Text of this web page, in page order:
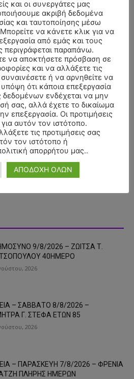
- Advertisment -
9/8/2026 – ΖΩΙΤΣΑ Τ.
40ΗΜΕΡΟ
2026
– ΣΑΒΒΑΤΟ 8/8/2026 –
Γ. ΣΤΕΦΑ ΕΤΩΝ 85
2026
– ΠΑΡΑΣΚΕΥΗ 7/8/2026 – ΦΡΕΝΙΑ
ΠΛΗΡΗΣ ΗΜΕΡΩΝ
και οι συνεργάτες μας
ακριβή δεδομένα
και ταυτοποίησης μέσω
να κάνετε κλικ για να
από εμάς και τους
περιγράφεται παραπάνω.
να αποκτήσετε πρόσβαση σε
και να αλλάξετε τις
ή να αρνηθείτε να
ότι κάποια επεξεργασία
ενδέχεται να μην
σας, αλλά έχετε το δικαίωμα
επεξεργασία. Οι προτιμήσεις
αυτόν τον ιστότοπο.
τις προτιμήσεις σας
τον ιστότοπο ή
απορρήτου μας..
ΑΠΟΔΟΧΗ ΟΛΩΝ